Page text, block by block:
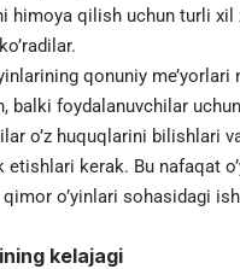
himoya qilish uchun turli xil
qonuniy me’yorlari
balki foydalanuvchilar
o’z huquqlarini bilishlari
kerak. Bu nafaqat
o’yinlari sohasidagi
kelajagi